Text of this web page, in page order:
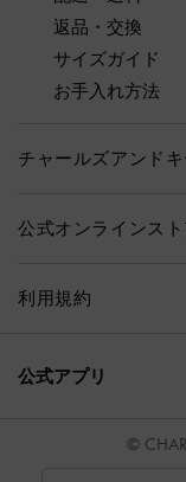
返品・交換
サイズガイド
お手入れ方法
チャールズアンド
公式オンラインスト
利用規約
公式アプリ
©